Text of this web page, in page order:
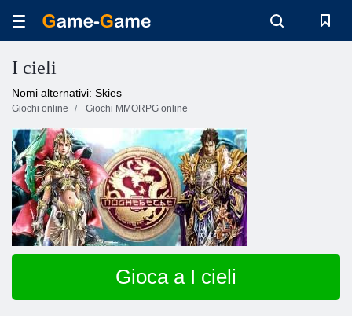
I cieli
Nomi alternativi: Skies
Giochi online Giochi MMORPG online
Gioca a I cieli